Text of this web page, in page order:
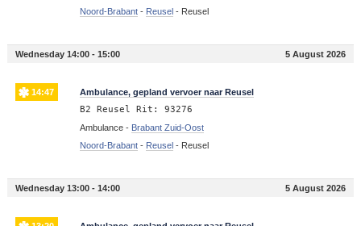
Noord-Brabant- Reusel - Reusel
Wednesday 14:00 - 15:00 5 August 2026
14:47 Ambulance, gepland vervoer naar Reusel
B2 Reusel Rit: 93276
Ambulance - Brabant Zuid-Oost
Noord-Brabant- Reusel - Reusel
Wednesday 13:00 - 14:00 5 August 2026